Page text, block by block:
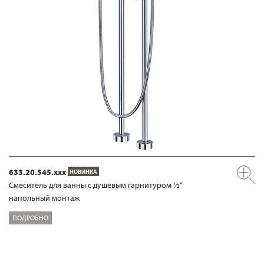
633.20.545.xxx НОВИНКА
Смеситель для ванны с душевым гарнитуром ½“
напольный монтаж
ПОДРОБНО